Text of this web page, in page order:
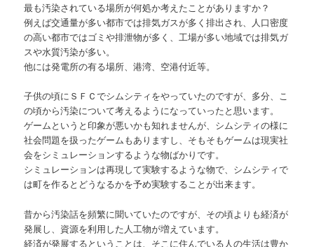
最も汚染されている場所が何処か考えたことがありますか？
例えば交通量が多い都市では排気ガスが多く排出され、人口密度
の高い都市ではゴミや排泄物が多く、工場が多い地域では排気ガ
スや水質汚染が多い。
他には発電所の有る場所、港湾、空港付近等。
子供の頃にＳＦＣでシムシティをやっていたのですが、多分、こ
の頃から汚染について考えるようになっていったと思います。
ゲームというと印象が悪いかも知れませんが、シムシティの様に
社会問題を扱ったゲームもありますし、そもそもゲームは現実社
会をシミュレーションするような物ばかりです。
シミュレーションは再現して実験するような物で、シムシティで
は町を作るとどうなるかを予め実験することが出来ます。
昔から汚染話を頻繁に聞いていたのですが、その頃よりも経済が
発展し、資源を利用した人工物が増えています。
経済が発展するということは、そこに住んでいる人の生活は豊か